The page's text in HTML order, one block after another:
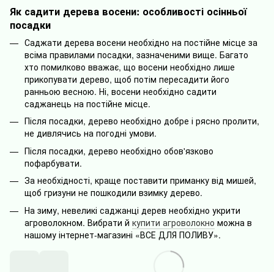
Як садити дерева восени: особливості осінньої
посадки
Саджати дерева восени необхідно на постійне місце за
всіма правилами посадки, зазначеними вище. Багато
хто помилково вважає, що восени необхідно лише
прикопувати дерево, щоб потім пересадити його
ранньою весною. Ні, восени необхідно садити
саджанець на постійне місце.
Після посадки, дерево необхідно добре і рясно пролити,
не дивлячись на погодні умови.
Після посадки, дерево необхідно обов'язково
пофарбувати.
За необхідності, краще поставити приманку від мишей,
щоб гризуни не пошкодили взимку дерево.
На зиму, невеликі саджанці дерев необхідно укрити
агроволокном. Вибрати й купити агроволокно можна в
нашому інтернет-магазині «ВСЕ ДЛЯ ПОЛИВУ».